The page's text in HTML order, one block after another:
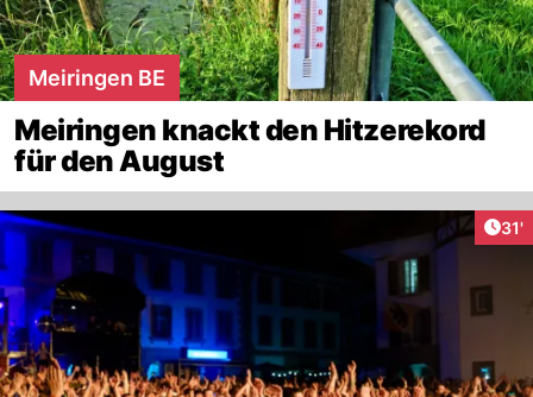
Meiringen BE
Meiringen knackt den Hitzerekord
für den August
31'